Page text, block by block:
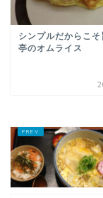
シンプルだからこ
亭のオムライス